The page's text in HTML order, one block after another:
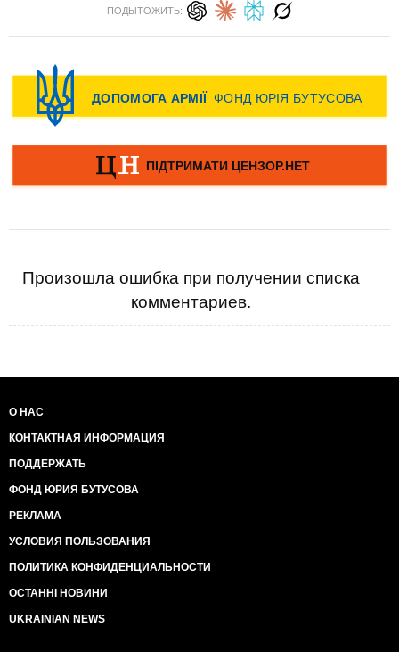
ПОДЫТОЖИТЬ:
Произошла ошибка при получении списка
комментариев.
О НАС
КОНТАКТНАЯ ИНФОРМАЦИЯ
ПОДДЕРЖАТЬ
ФОНД ЮРИЯ БУТУСОВА
РЕКЛАМА
УСЛОВИЯ ПОЛЬЗОВАНИЯ
ПОЛИТИКА КОНФИДЕНЦИАЛЬНОСТИ
ОСТАННІ НОВИНИ
UKRAINIAN NEWS